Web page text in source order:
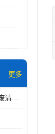
更多
克孜勒苏柯尔克孜回收废清洗剂